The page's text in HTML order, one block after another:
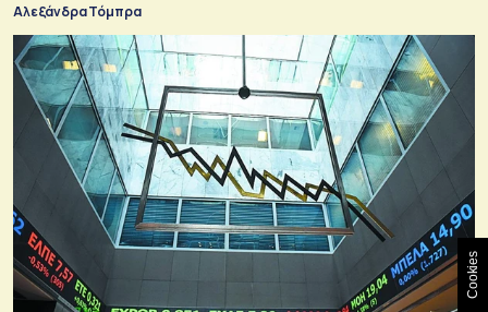
Αλεξάνδρα Τόμπρα
Cookies